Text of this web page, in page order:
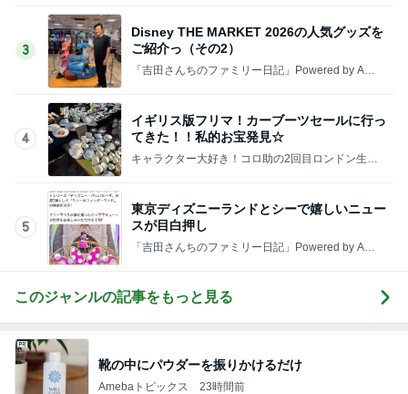
3
Disney THE MARKET 2026の人気グッズを
ご紹介っ（その2）
「吉田さんちのファミリー日記」Powered by Ame
4
イギリス版フリマ！カーブーツセールに行っ
てきた！！私的お宝発見☆
キャラクター大好き！コロ助の2回目ロンドン生活
5
東京ディズニーランドとシーで嬉しいニュー
スが目白押し
「吉田さんちのファミリー日記」Powered by Ame
このジャンルの記事をもっと見る
靴の中にパウダーを振りかけるだけ
Amebaトピックス 23時間前